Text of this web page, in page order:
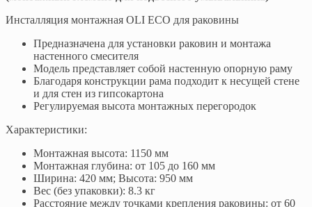
Инсталляция монтажная OLI ЕСО для раковины
Предназначена для установки раковин и монтажа
настенного смесителя
Модель представляет собой настенную опорную раму
Благодаря конструкции рама подходит к несущей стене
и для стен из гипсокартона
Регулируемая высота монтажных перегородок
Характеристики:
Монтажная высота: 1150 мм
Монтажная глубина: от 105 до 160 мм
Ширина: 420 мм; Высота: 950 мм
Вес (без упаковки): 8.3 кг
Расстояние между точками крепления раковины: от 60